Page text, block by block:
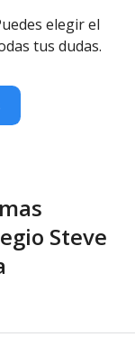
elegir el
tus dudas.
Steve